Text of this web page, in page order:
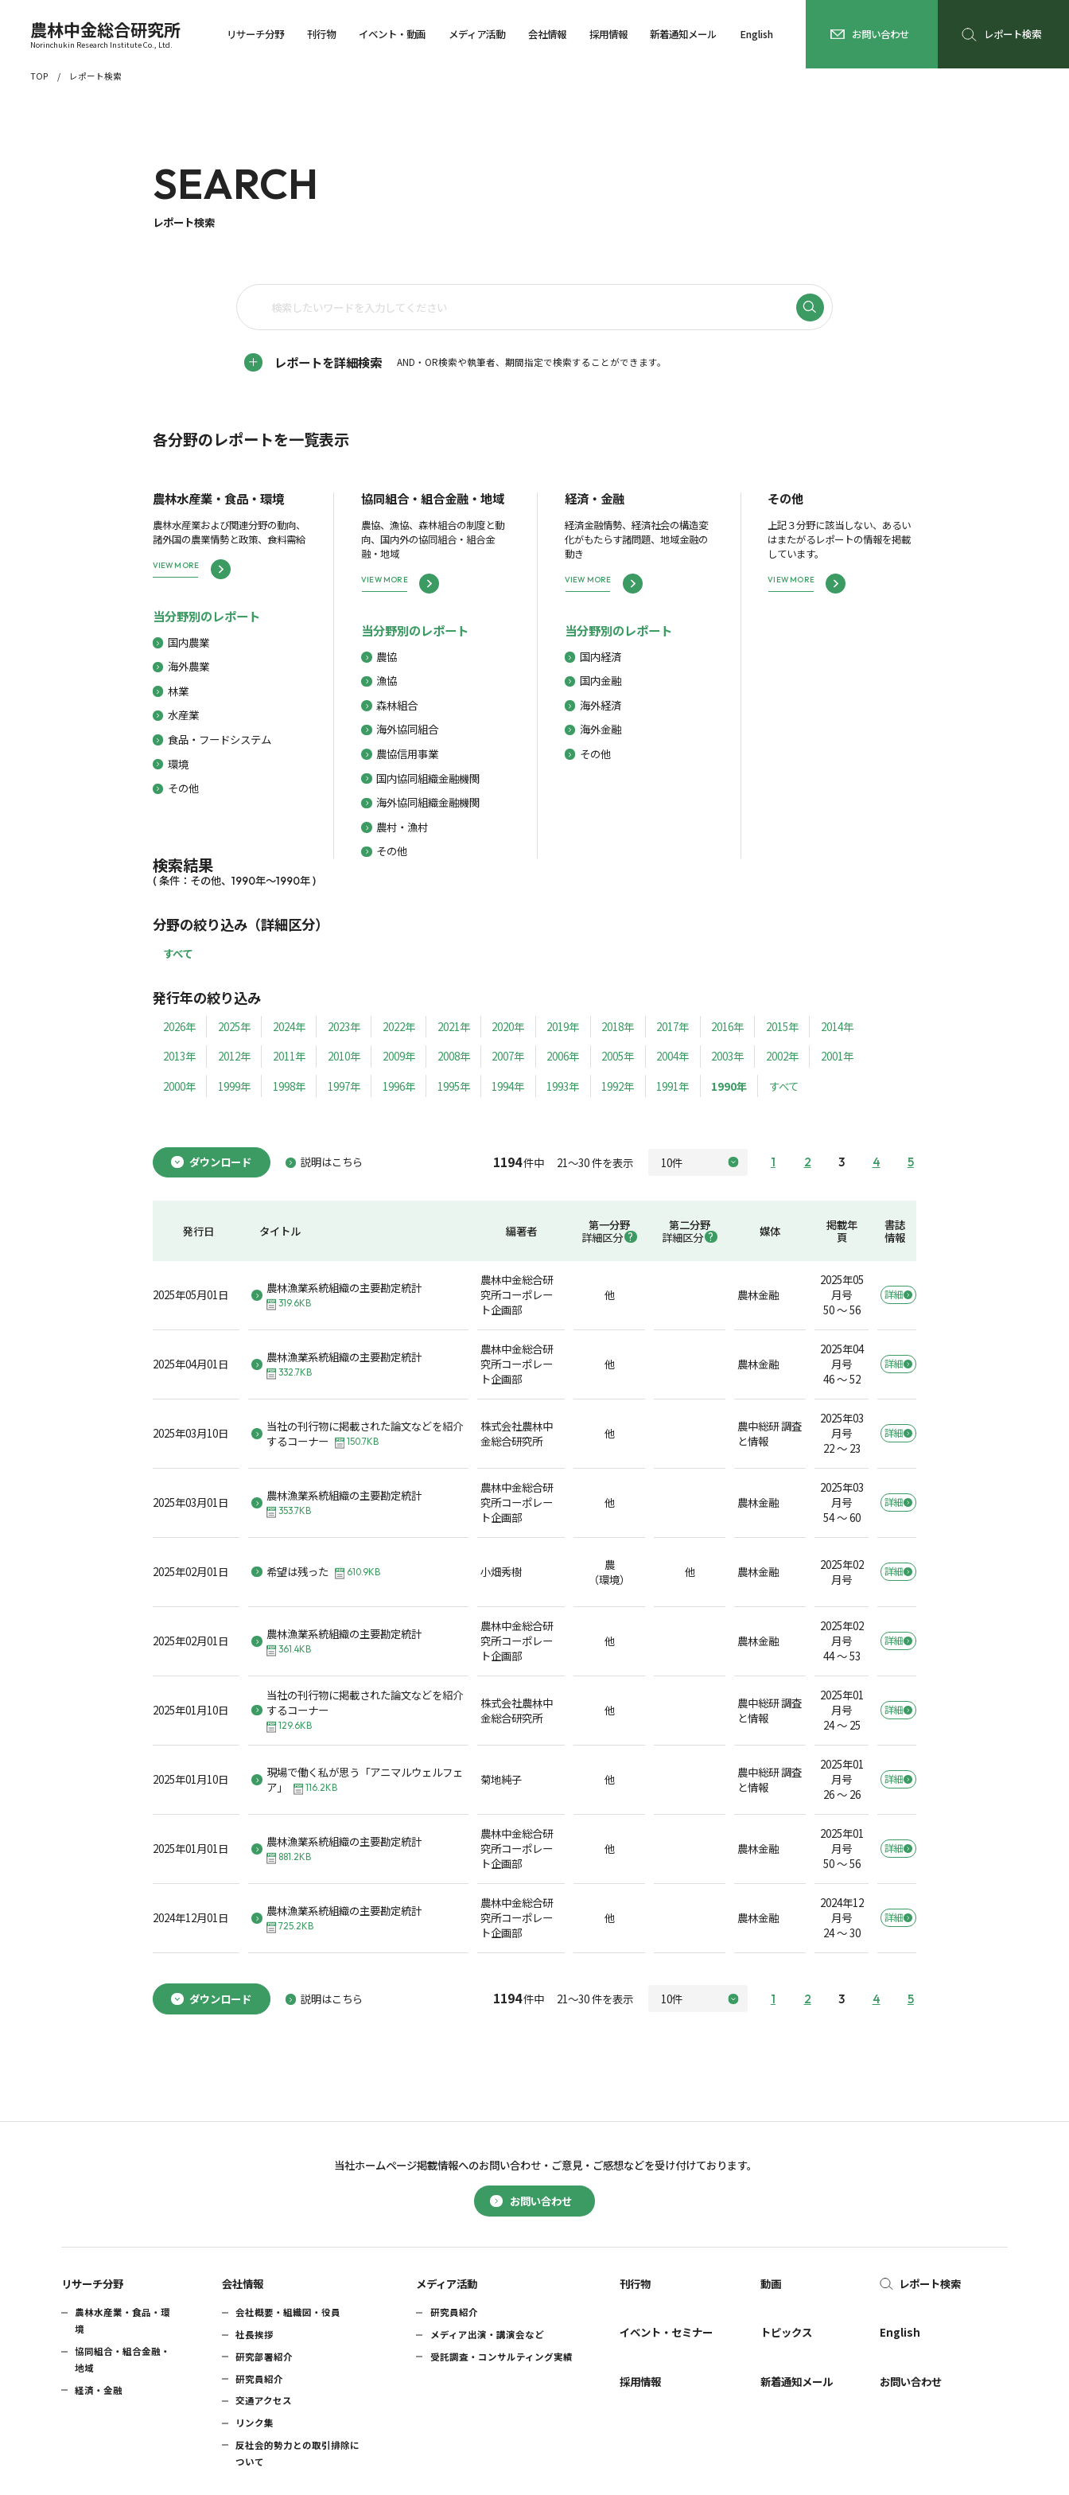
農林中金総合研究所
Norinchukin Research Institute Co., Ltd.
リサーチ分野 刊行物 イベント・動画 メディア活動 会社情報 採用情報 新着通知メール English お問い合わせ レポート検索
TOP レポート検索
SEARCH
レポート検索
レポートを詳細検索 AND・OR検索や執筆者、期間指定で検索することができます。
各分野のレポートを一覧表示
農林水産業・食品・環境
農林水産業および関連分野の動向、
諸外国の農業情勢と政策、食料需給
VIEW MORE
当分野別のレポート
国内農業
海外農業
林業
水産業
食品・フードシステム
環境
その他
協同組合・組合金融・地域
農協、漁協、森林組合の制度と動
向、国内外の協同組合・組合金
融・地域
VIEW MORE
当分野別のレポート
農協
漁協
森林組合
海外協同組合
農協信用事業
国内協同組織金融機関
海外協同組織金融機関
農村・漁村
その他
経済・金融
経済金融情勢、経済社会の構造変
化がもたらす諸問題、地域金融の
動き
VIEW MORE
当分野別のレポート
国内経済
国内金融
海外経済
海外金融
その他
その他
上記３分野に該当しない、あるい
はまたがるレポートの情報を掲載
しています。
VIEW MORE
検索結果
( 条件：その他、1990年～1990年 )
分野の絞り込み（詳細区分）
すべて
発行年の絞り込み
2026年 2025年 2024年 2023年 2022年 2021年 2020年 2019年 2018年 2017年 2016年 2015年
2014年
2013年
2012年 2011年 2010年 2009年 2008年 2007年 2006年 2005年 2004年 2003年 2002年
2001年
2000年
1999年 1998年 1997年 1996年 1995年 1994年 1993年 1992年 1991年 1990年 すべて
ダウンロード 説明はこちら 1194件中 21～30 件を表示 1 2 3 4 5
発行日 タイトル 編著者
第一分野
詳細区分
第二分野
詳細区分
媒体
掲載年
頁
書誌
情報
2025年05月01日 農林漁業系統組織の主要勘定統計
319.6KB
農林中金総合研
究所コーポレー
ト企画部
他 農林金融
2025年05
月号
50 ～ 56
詳細
2025年04月01日 農林漁業系統組織の主要勘定統計
332.7KB
農林中金総合研
究所コーポレー
ト企画部
他 農林金融
2025年04
月号
46 ～ 52
詳細
2025年03月10日
当社の刊行物に掲載された論文などを紹介
するコーナー
150.7KB
株式会社農林中
金総合研究所
他
農中総研 調査
と情報
2025年03
月号
22 ～ 23
詳細
2025年03月01日 農林漁業系統組織の主要勘定統計
353.7KB
農林中金総合研
究所コーポレー
ト企画部
他 農林金融
2025年03
月号
54 ～ 60
詳細
2025年02月01日 希望は残った 610.9KB 小畑秀樹
農
（環境）
他 農林金融
2025年02
月号
詳細
2025年02月01日 農林漁業系統組織の主要勘定統計
361.4KB
農林中金総合研
究所コーポレー
ト企画部
他 農林金融
2025年02
月号
44 ～ 53
詳細
2025年01月10日
当社の刊行物に掲載された論文などを紹介
するコーナー
129.6KB
株式会社農林中
金総合研究所
他
農中総研 調査
と情報
2025年01
月号
24 ～ 25
詳細
2025年01月10日
現場で働く私が思う「アニマルウェルフェ
ア」
116.2KB
菊地純子 他
農中総研 調査
と情報
2025年01
月号
26 ～ 26
詳細
2025年01月01日 農林漁業系統組織の主要勘定統計
881.2KB
農林中金総合研
究所コーポレー
ト企画部
他 農林金融
2025年01
月号
50 ～ 56
詳細
2024年12月01日 農林漁業系統組織の主要勘定統計
725.2KB
農林中金総合研
究所コーポレー
ト企画部
他 農林金融
2024年12
月号
24 ～ 30
詳細
ダウンロード 説明はこちら 1194件中 21～30 件を表示 1 2 3 4 5
お問い合わせ
当社ホームページ掲載情報へのお問い合わせ・ ご意見・ご感想などを受け付けております。
リサーチ分野
農林水産業・食品・環
境
協同組合・組合金融・
地域
経済・金融
会社情報
会社概要・組織図・役員
社長挨拶
研究部署紹介
研究員紹介
交通アクセス
リンク集
反社会的勢力との取引排除に
ついて
メディア活動
研究員紹介
メディア出演・講演会など
受託調査・コンサルティング実績
刊行物
イベント・セミナー
採用情報
動画
トピックス
新着通知メール
レポート検索
English
お問い合わせ